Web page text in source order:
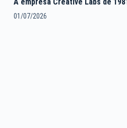
A empresa Creative Labs de 1981
01/07/2026